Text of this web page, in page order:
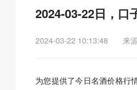
2024-03-22日，口
2024-03-22 10:13:48 来
为您提供了今日名酒价格行